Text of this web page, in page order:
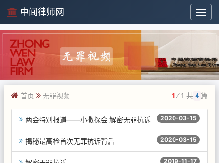
中
闻
网
中闻律师网
首页 无罪视频 1 ⁄ 1 共 4 篇
2020-03-15
两会特别报道——小撒探会 解密无罪抗诉
2020-03-15
揭秘最高检首次无罪抗诉背后
2019-11-17